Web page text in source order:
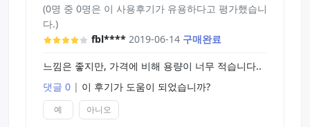
(0명 중 0명은 이 사용후기가 유용하다고 평가했습니
다.)
fbl**** 2019-06-14 구매완료
느낌은 좋지만, 가격에 비해 용량이 너무 적습니다..
댓글 0 | 이 후기가 도움이 되었습니까?
예 아니오